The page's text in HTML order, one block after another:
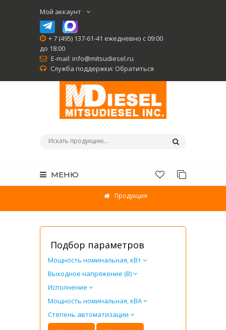
Мой аккаунт
+ 7 (495) 137-61-41 ежедневно с 09:00
до 18:00
E-mail: info@mitsudiesel.ru
Служба поддержки: Обратиться
МЕНЮ
Продукция
Подбор параметров
Мощность номинальная, кВт
Выходное напряжение (В)
Исполнение
Мощность номинальная, кВА
Степень автоматизации